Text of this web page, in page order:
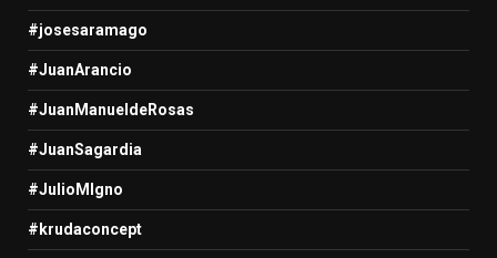
#josesaramago
#JuanArancio
#JuanManueldeRosas
#JuanSagardia
#JulioMIgno
#krudaconcept